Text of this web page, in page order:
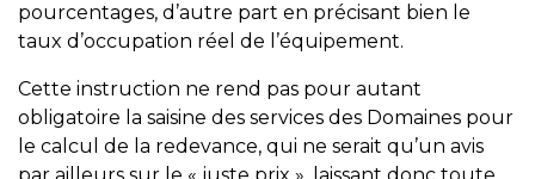
pourcentages, d’autre part en précisant bien le
taux d’occupation réel de l’équipement.
Cette instruction ne rend pas pour autant
obligatoire la saisine des services des Domaines pour
le calcul de la redevance, qui ne serait qu’un avis